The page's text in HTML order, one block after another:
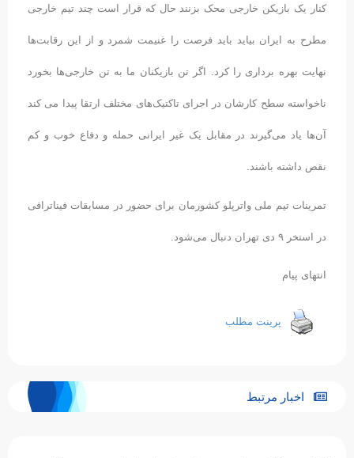
کنار یک بازیکن خارجی محک بزنند حال که قرار است چند تیم خارجی
مطرح به ایران بیاید باید فرصت را غنیمت شمرد و از این رقابت‌ها
نهایت بهره برداری را کرد. اگر تن بازیکنان ما به تن خارجی‌ها بخورد
ناخواسته سطح کارشان در اجرای تاکتیک‌های مختلف ارتقا پیدا می کند
آن‌ها یاد می‌گیرند در مقابل یک غیر ایرانی حمله و دفاع خوب و کم
نقص داشته باشند.
تمرینات تیم ملی واترپلو کشورمان برای حضور در مسابقات فیناترافی
در استخر ۹ دی تهران دنبال می‌شود.
انتهای پیام
پرینت مطلب
اخبار مرتبط